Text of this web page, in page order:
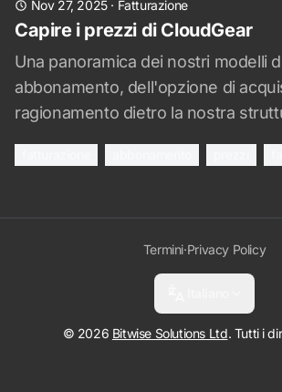
Nov 27, 2025· Fatturazione
Capire i prezzi di CloudGear
Una panoramica dei nostri modelli
abbonamento, dell'opzione di
ragionamento dietro la nostra
Termini·Privacy Policy
© 2026 Bitwise Solutions Ltd. Tutti i